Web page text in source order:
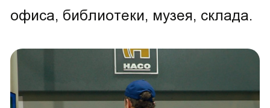
офиса, библиотеки, музея, склада.